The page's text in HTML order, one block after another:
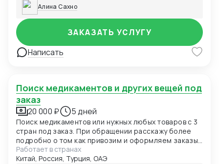
Алина Сахно
Написать
ЗАКАЗАТЬ УСЛУГУ
Поиск медикаментов и других вещей под
заказ
20 000 ₽ 5 дней
Поиск медикаментов или нужных любых товаров с 3
стран под заказ. При обращении расскажу более
подробно о том как привозим и оформляем заказы
и какая комиссия
Работает в странах
Китай, Россия, Турция, ОАЭ